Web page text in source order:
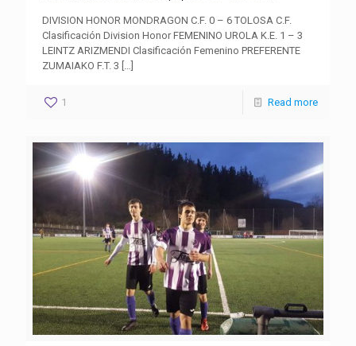
DIVISION HONOR MONDRAGON C.F. 0 – 6 TOLOSA C.F.
Clasificación Division Honor FEMENINO UROLA K.E. 1 – 3
LEINTZ ARIZMENDI Clasificación Femenino PREFERENTE
ZUMAIAKO F.T. 3 […]
1 Read more